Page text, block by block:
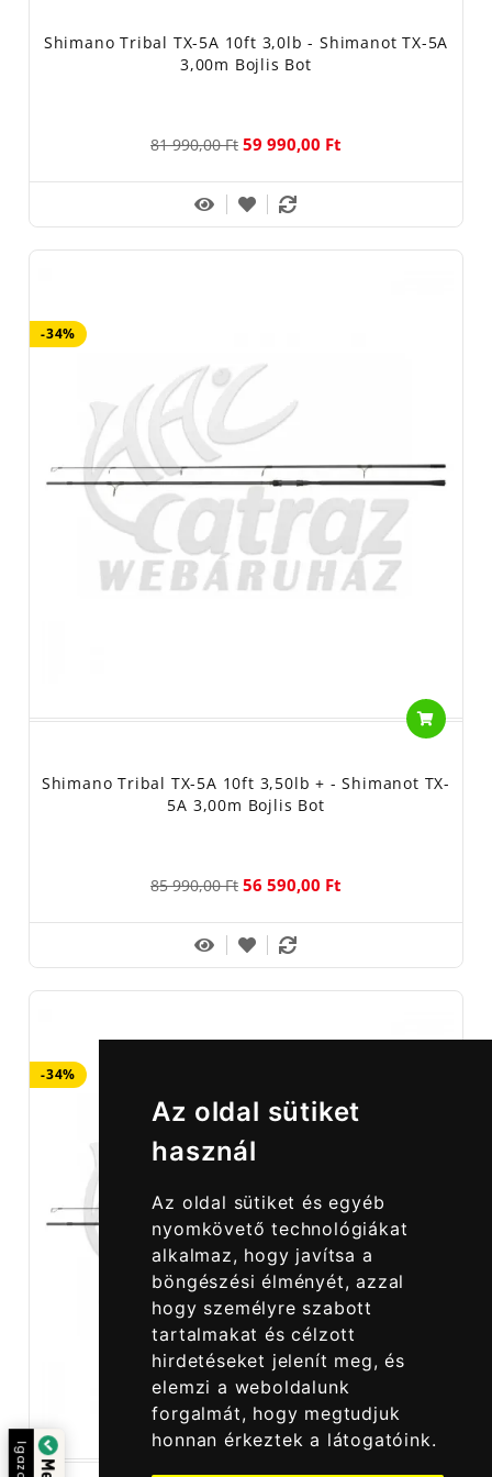
Az oldal sütiket
használ
Az oldal sütiket és egyéb
nyomkövető technológiákat
alkalmaz, hogy javítsa a
böngészési élményét, azzal
hogy személyre szabott
tartalmakat és célzott
hirdetéseket jelenít meg, és
elemzi a weboldalunk
forgalmát, hogy megtudjuk
honnan érkeztek a látogatóink.
Shimano Tribal TX-5A 10ft 3,0lb - Shimanot TX-5A
3,00m Bojlis Bot
81 990,00 Ft 59 990,00 Ft
-34%
Shimano Tribal TX-5A 10ft 3,50lb + - Shimanot TX-
5A 3,00m Bojlis Bot
85 990,00 Ft 56 590,00 Ft
-34%